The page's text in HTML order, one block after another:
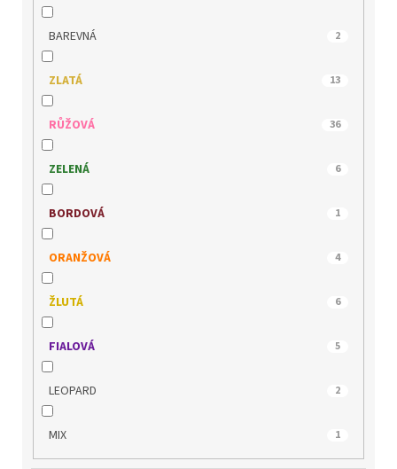
MEDILINE 29
MUSTANG 1
PICCADILLY 13
QUO VADIS 3
REMONTE 4
RIDER 27
RIEKER 38
s.OLIVER 8
TAMARIS 63
WILD 25
BAREVNÁ 2
ZLATÁ 13
RŮŽOVÁ 36
ZELENÁ 6
BORDOVÁ 1
ORANŽOVÁ 4
ŽLUTÁ 6
FIALOVÁ 5
LEOPARD 2
MIX 1